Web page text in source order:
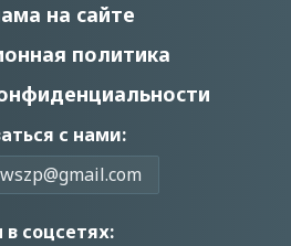
на сайте
политика
с нами:
соцсетях: